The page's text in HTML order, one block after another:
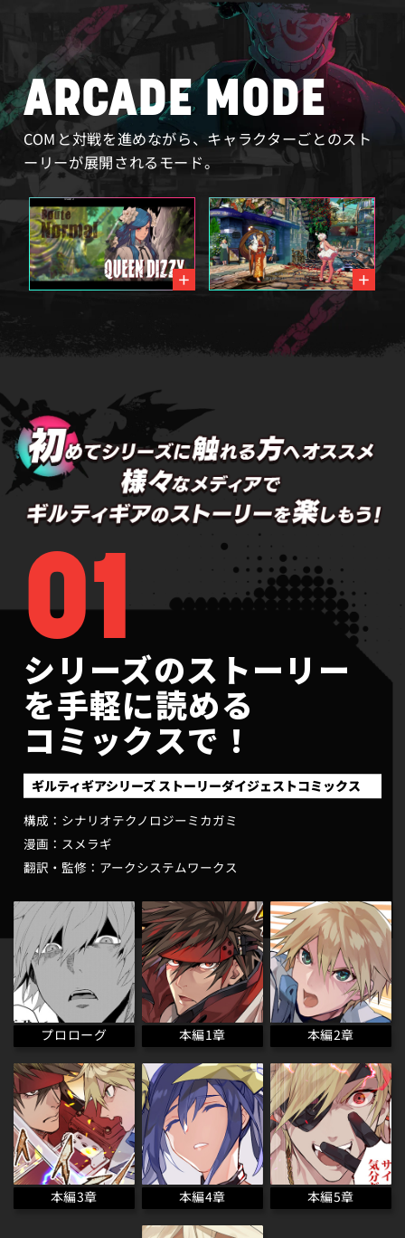
ARCADE MODE
COMと対戦を進めながら、 キャラクターごとのスト
ーリーが展開されるモード。
01
シリーズのストーリー
を手軽に読める
コミックスで！
ギルティギアシリーズ ストーリーダイジェストコミックス
構成： シナリオテクノロジーミカガミ
漫画： スメラギ
翻訳・監修： アークシステムワークス
プロローグ 本編1章 本編2章
本編3章 本編4章 本編5章